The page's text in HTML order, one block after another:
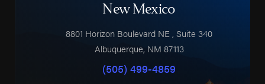
New Mexico
8801 Horizon Boulevard NE , Suite 340
Albuquerque, NM 87113
(505) 499-4859